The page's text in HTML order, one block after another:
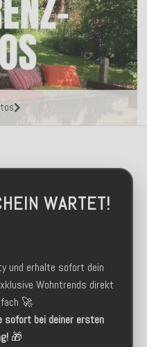
WARTET!
und erhalte sofort dein
Wohntrends direkt
🚀
sofort bei deiner ersten
🎁